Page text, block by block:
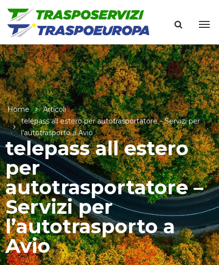
Home
Articoli
telepass all estero per autotrasportatore – Servizi per
l’autotrasporto a Avio
telepass all estero
per
autotrasportatore –
Servizi per
l’autotrasporto a
Avio